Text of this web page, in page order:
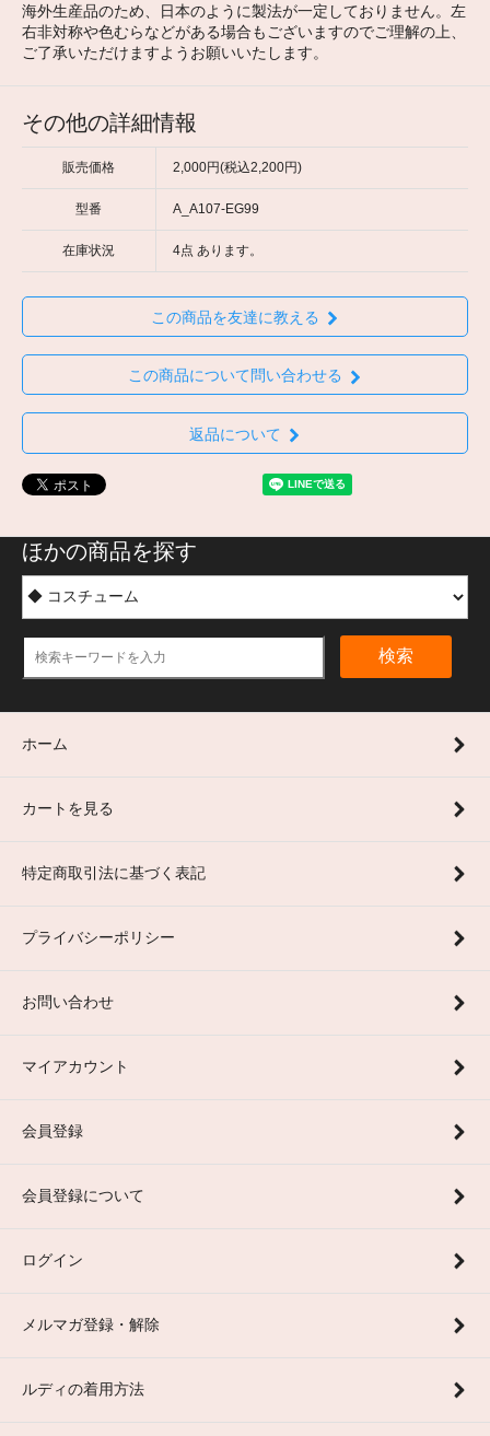
海外生産品のため、日本のように製法が一定しておりません。左
右非対称や色むらなどがある場合もございますのでご理解の上、
ご了承いただけますようお願いいたします。
その他の詳細情報
販売価格 2,000円(税込2,200円)
型番 A_A107-EG99
在庫状況 4点 あります。
この商品を友達に教える
この商品について問い合わせる
返品について
ほかの商品を探す
検索
ホーム
カートを見る
特定商取引法に基づく表記
プライバシーポリシー
お問い合わせ
マイアカウント
会員登録
会員登録について
ログイン
メルマガ登録・解除
ルディの着用方法